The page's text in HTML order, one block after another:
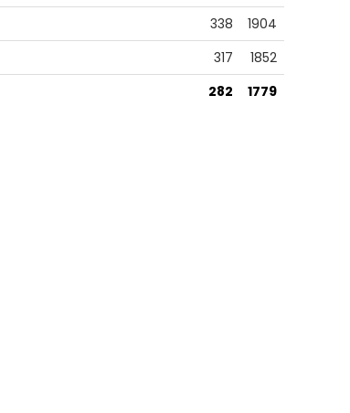
338
1904
317
1852
282 1779